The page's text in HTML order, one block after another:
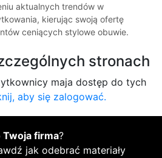
aktualnych trendów w
kierując swoją ofertę
ceniących stylowe obuwie.
stronach
maja dostęp do tych
aby się zalogować.
Twoja firma?
jak odebrać materiały